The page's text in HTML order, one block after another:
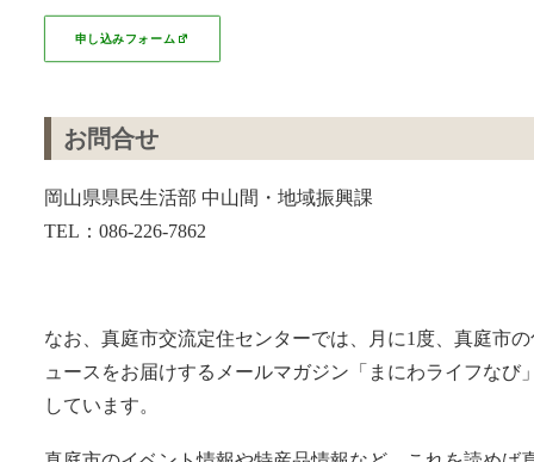
申し込みフォーム
お問合せ
岡山県県民生活部 中山間・地域振興課
TEL：086-226-7862
なお、真庭市交流定住センターでは、月に1度、真庭市
ュースをお届けするメールマガジン「まにわライフなび
しています。